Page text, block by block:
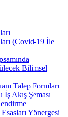
(Covid-19 İle
Bilimsel
Talep Formları
Akış Şeması
Yönergesi